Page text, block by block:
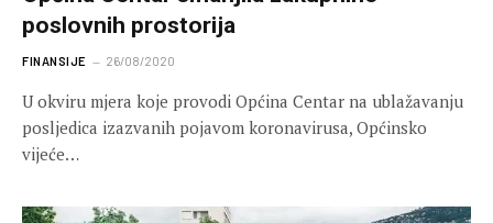
poslovnih prostorija
FINANSIJE 26/08/2020
U okviru mjera koje provodi Općina Centar na ublažavanju
posljedica izazvanih pojavom koronavirusa, Općinsko
vijeće…